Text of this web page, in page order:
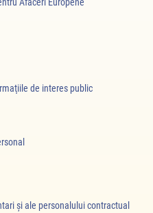
de interes public
şi ale personalului contractual